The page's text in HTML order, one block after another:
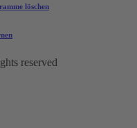
löschen
reserved